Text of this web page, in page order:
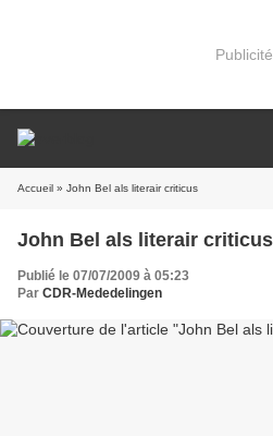
Publicité
Accueil » John Bel als literair criticus
John Bel als literair criticus
Publié le 07/07/2009 à 05:23
Par CDR-Mededelingen